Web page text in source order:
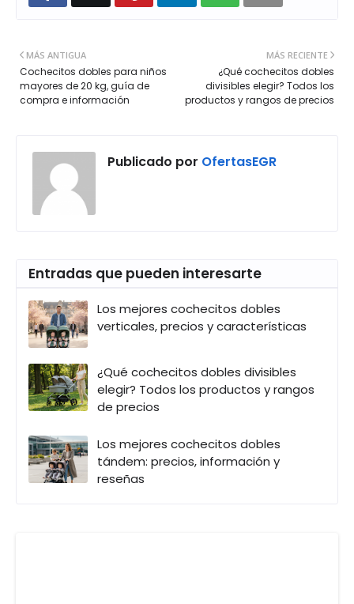
MÁS RECIENTE
¿Qué cochecitos dobles
divisibles elegir? Todos los
productos y rangos de precios
MÁS ANTIGUA
Cochecitos dobles para niños
mayores de 20 kg, guía de
compra e información
Publicado por OfertasEGR
Entradas que pueden interesarte
Los mejores cochecitos dobles
verticales, precios y características
¿Qué cochecitos dobles divisibles
elegir? Todos los productos y rangos
de precios
Los mejores cochecitos dobles
tándem: precios, información y
reseñas